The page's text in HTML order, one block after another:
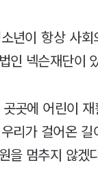
년이 항상 사
인 넥슨재단이
곳에 어린이
리가 걸어온
을 멈추지 않겠